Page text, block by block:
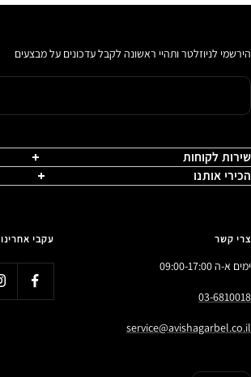
הירשמי לניוזלטר ותהיי ראשונה לקבל עדכונים על מבצעים
שירות לקוחות
הכירי אותנו
צרי קשר
ימים א-ה 09:00-17:00
03-6810018
service@avishagarbel.co.il
עקבי אחרינו